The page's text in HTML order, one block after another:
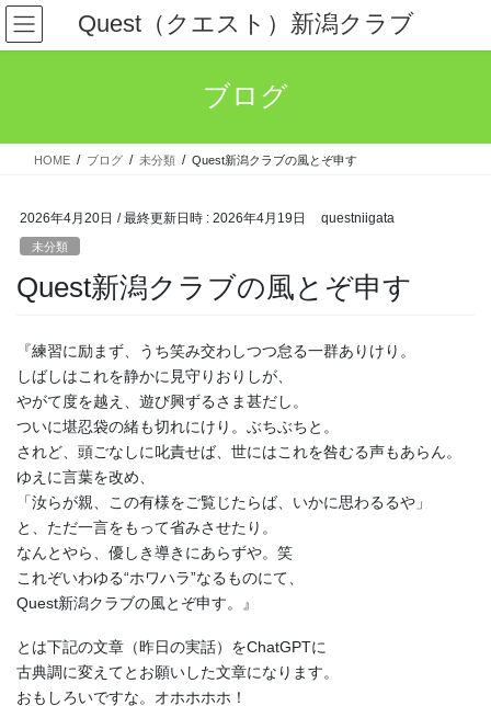
コ
ン
テ
ス
ナ
ビ
ゲ
ン
Quest（クエスト）新潟クラブ
ブログ
HOME ブログ 未分類 Quest新潟クラブの風とぞ申す
2026年4月20日 / 最終更新日時 : 2026年4月19日 questniigata
未分類
Quest新潟クラブの風とぞ申す
『練習に励まず、うち笑み交わしつつ怠る一群ありけり。
しばしはこれを静かに見守りおりしが、
やがて度を越え、遊び興ずるさま甚だし。
ついに堪忍袋の緒も切れにけり。ぶちぶちと。
されど、頭ごなしに叱責せば、世にはこれを咎むる声もあらん。
ゆえに言葉を改め、
「汝らが親、この有様をご覧じたらば、いかに思わるるや」
と、ただ一言をもって省みさせたり。
なんとやら、優しき導きにあらずや。笑
これぞいわゆる“ホワハラ”なるものにて、
Quest新潟クラブの風とぞ申す。』
とは下記の文章（昨日の実話）をChatGPTに
古典調に変えてとお願いした文章になります。
おもしろいですな。オホホホホ！